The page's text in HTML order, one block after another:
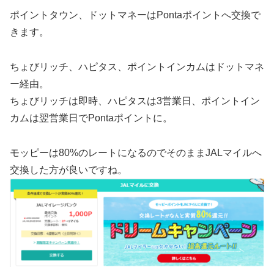
ポイントタウン、ドットマネーはPontaポイントへ交換で
きます。
ちょびリッチ、ハピタス、ポイントインカムはドットマネ
ー経由。
ちょびリッチは即時、ハピタスは3営業日、ポイントイン
カムは翌営業日でPontaポイントに。
モッピーは80%のレートになるのでそのままJALマイルへ
交換した方が良いですね。